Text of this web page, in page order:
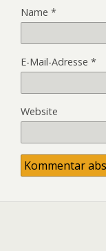
Name *
E-Mail-Adresse *
Website